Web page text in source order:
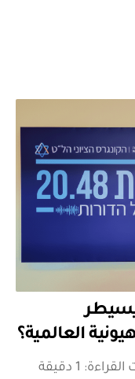
كيف يسيطر
العالمية؟
1 دقيقة